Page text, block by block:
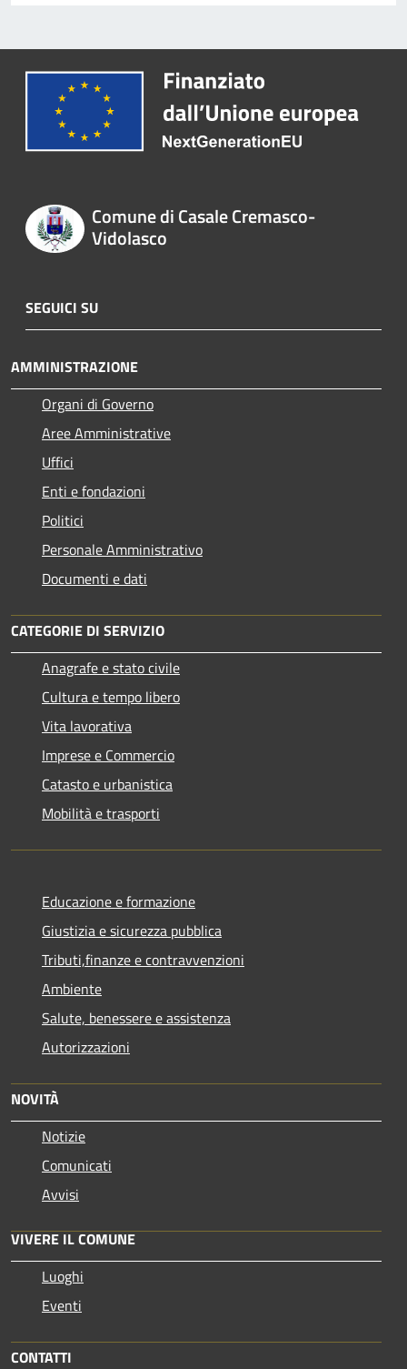
Comune di Casale Cremasco-
Vidolasco
SEGUICI SU
AMMINISTRAZIONE
Organi di Governo
Aree Amministrative
Uffici
Enti e fondazioni
Politici
Personale Amministrativo
Documenti e dati
CATEGORIE DI SERVIZIO
Anagrafe e stato civile
Cultura e tempo libero
Vita lavorativa
Imprese e Commercio
Catasto e urbanistica
Mobilità e trasporti
Educazione e formazione
Giustizia e sicurezza pubblica
Tributi,finanze e contravvenzioni
Ambiente
Salute, benessere e assistenza
Autorizzazioni
NOVITÀ
Notizie
Comunicati
Avvisi
VIVERE IL COMUNE
Luoghi
Eventi
CONTATTI